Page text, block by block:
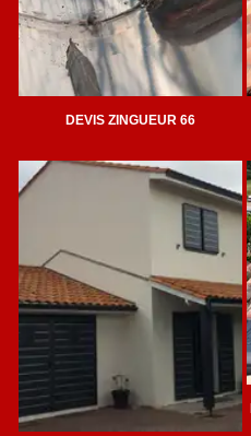
DEVIS ZINGUEUR 66